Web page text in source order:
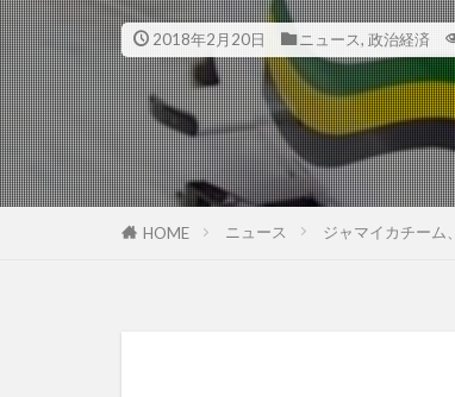
2018年2月20日 ニュース, 政治経済
HOME ニュース ジャマイカチーム